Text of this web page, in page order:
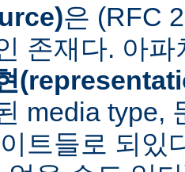
은 (RFC
존재다. 아
media type,
트들로 되있